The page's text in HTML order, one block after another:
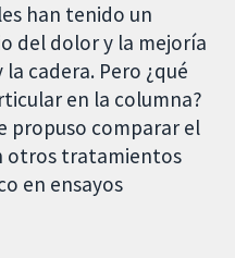
han tenido un
del dolor y la mejoría
cadera. Pero ¿qué
en la columna?
propuso comparar el
otros tratamientos
en ensayos